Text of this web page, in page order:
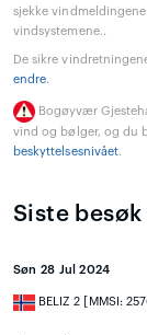
sjekke
vindsystemene..
De sikre
endre.
Bogøyvær
vind og bølger, og du
beskyttelsesnivået.
Siste
Søn 28 Jul 2024
BELIZ 2 [MMSI: